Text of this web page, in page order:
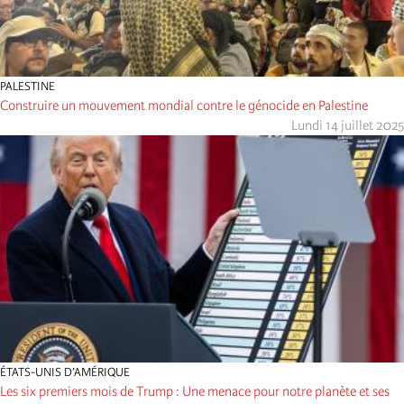
PALESTINE
Construire un mouvement mondial contre le génocide en Palestine
Lundi 14 juillet 2025
ÉTATS-UNIS D’AMÉRIQUE
Les six premiers mois de Trump : Une menace pour notre planète et ses